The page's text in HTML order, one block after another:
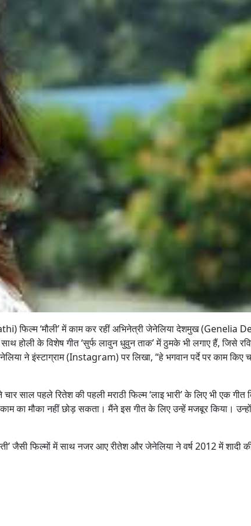
फिल्म ‘मौली’ में काम कर रहीं अभिनेत्री जेनेलिया देशमुख (Genelia
होली के विशेष गीत ‘सुर्फ लावुन धुवुन ताक’ में ठुमके भी लगाए हैं, जिसे
ने इंस्टाग्राम (Instagram) पर लिखा, “हे भगवान पर्दे पर काम किए
पहले रितेश की पहली मराठी फिल्म ‘लाइ भारी’ के लिए भी एक गीत
काम का मौका नहीं छोड़ सकता। मैंने इस गीत के लिए उन्हें मजबूर किया।
जैसी फिल्मों में साथ नजर आए रीतेश और जेनेलिया ने वर्ष 2012 में शादी